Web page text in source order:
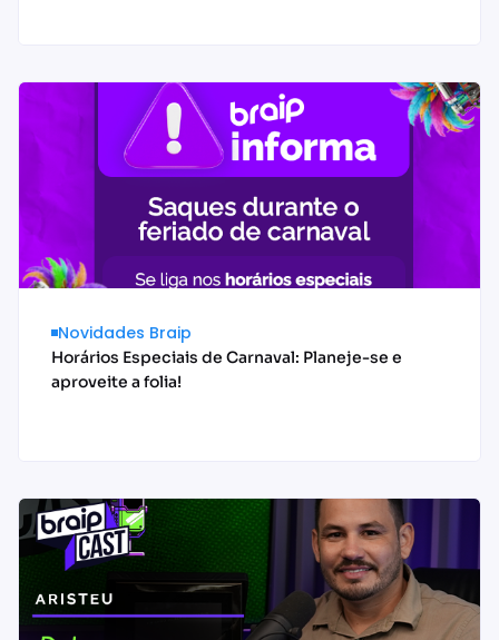
Acessar conteúdo
Novidades Braip
Horários Especiais de Carnaval: Planeje-se e
aproveite a folia!
Acessar conteúdo